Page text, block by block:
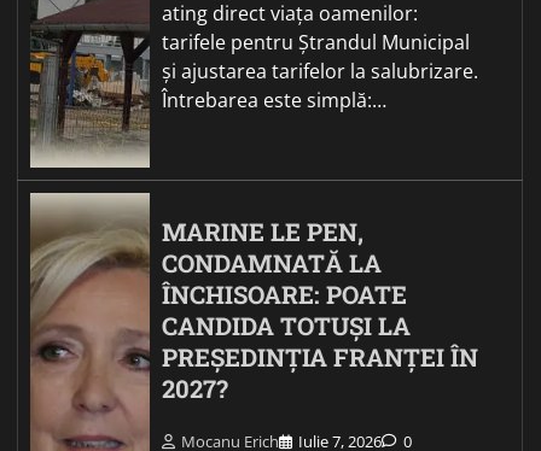
ating direct viața oamenilor:
tarifele pentru Ștrandul Municipal
și ajustarea tarifelor la salubrizare.
Întrebarea este simplă:…
MARINE LE PEN,
CONDAMNATĂ LA
ÎNCHISOARE: POATE
CANDIDA TOTUȘI LA
PREȘEDINȚIA FRANȚEI ÎN
2027?
Mocanu Erich Iulie 7, 2026 0